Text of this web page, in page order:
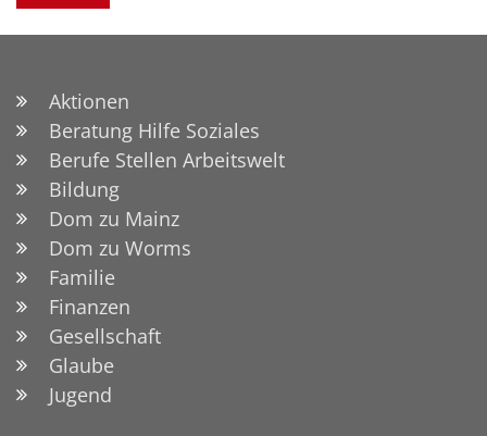
Aktionen
Beratung Hilfe Soziales
Berufe Stellen Arbeitswelt
Bildung
Dom zu Mainz
Dom zu Worms
Familie
Finanzen
Gesellschaft
Glaube
Jugend